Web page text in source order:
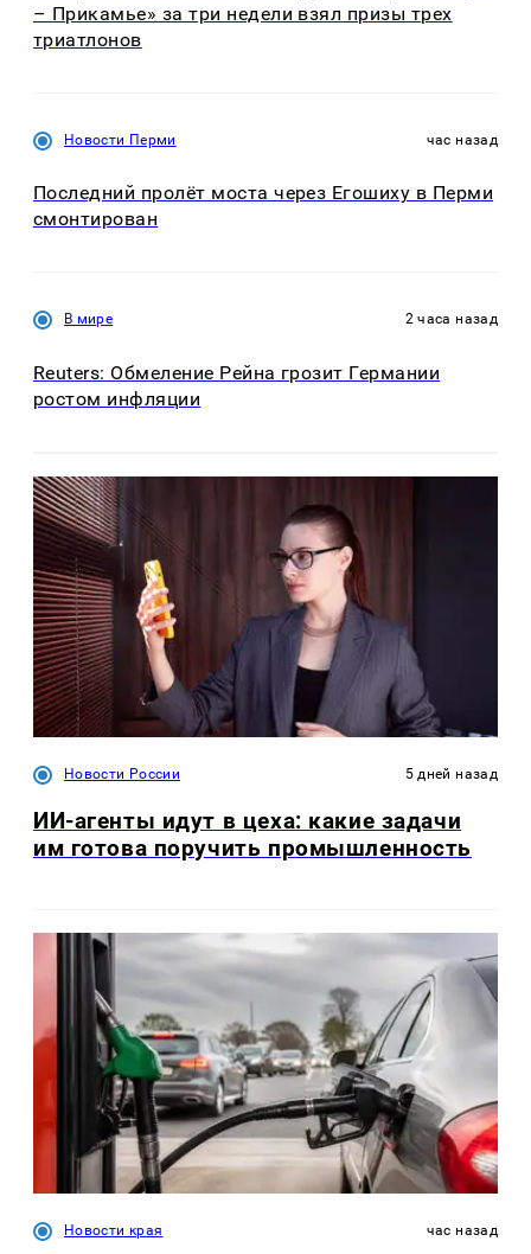
– Прикамье» за три недели взял призы трех
триатлонов
Новости Перми час назад
Последний пролёт моста через Егошиху в Перми
смонтирован
В мире 2 часа назад
Reuters: Обмеление Рейна грозит Германии
ростом инфляции
Новости России 5 дней назад
ИИ-агенты идут в цеха: какие задачи
им готова поручить промышленность
Новости края час назад